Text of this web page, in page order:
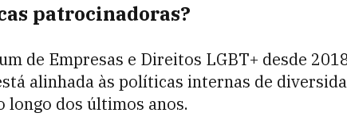
patrocinadoras?
de Empresas e Direitos LGBT+ desde
alinhada às políticas internas de
longo dos últimos anos.